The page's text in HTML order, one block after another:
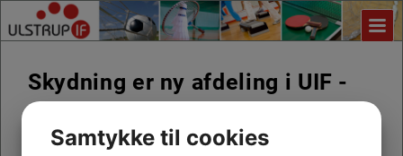
Skydning er ny afdeling i UIF -
flere oplysninger om afdelingen
er på vej.
Samtykke til cookies